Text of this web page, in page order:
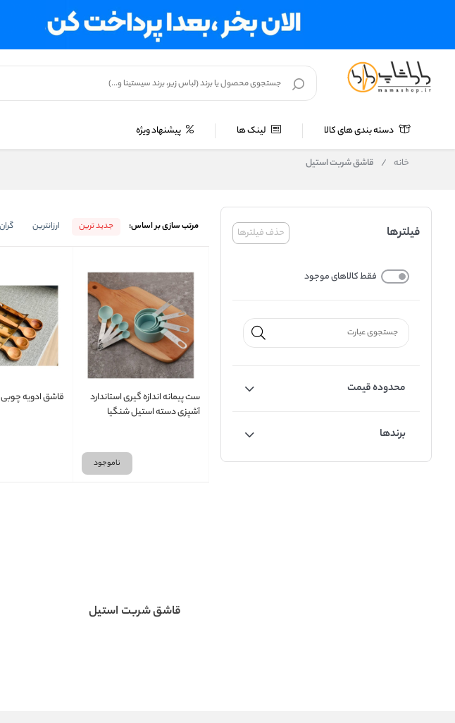
دسته بندی های کالا لینک ها پیشنهاد ویژه
خانه / قاشق شربت استیل
حذف فیلترها فیلترها
فقط کالاهای موجود
محدوده قیمت
برندها
مرتب سازی بر اساس: جدید ترین ارزانترین
ست پیمانه اندازه گیری استاندارد
آشپزی دسته استیل شنگیا
ناموجود
قاشق ادویه چوبی 4 عددی
قاشق شربت استیل